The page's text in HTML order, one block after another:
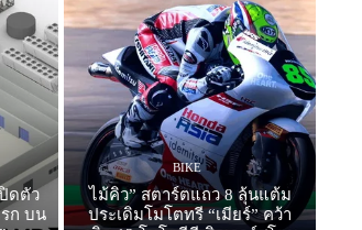
ดตัว
ก บน
BIKE
ไม้คิว” สตาร์ตแถว 8 ลุ้นแต้ม
ประเดิมโมโตทรี “เมียร์” คว้า